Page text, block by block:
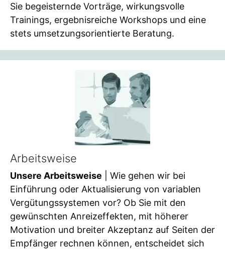
Sie begeisternde Vorträge, wirkungsvolle
Trainings, ergebnisreiche Workshops und eine
stets umsetzungsorientierte Beratung.
Arbeitsweise
Unsere Arbeitsweise | Wie gehen wir bei
Einführung oder Aktualisierung von variablen
Vergütungssystemen vor? Ob Sie mit den
gewünschten Anreizeffekten, mit höherer
Motivation und breiter Akzeptanz auf Seiten der
Empfänger rechnen können, entscheidet sich